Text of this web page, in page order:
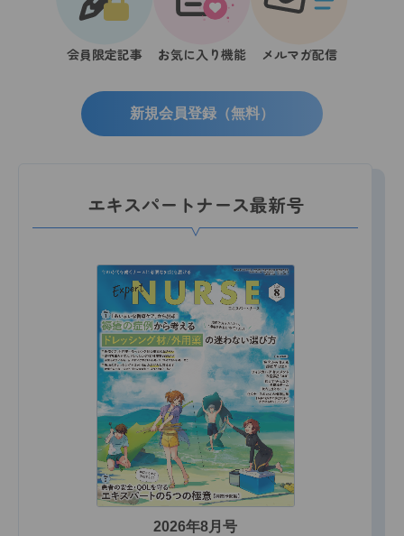
会員限定記事 お気に入り機能 メルマガ配信
新規会員登録（無料）
エキスパートナース最新号
2026年8月号